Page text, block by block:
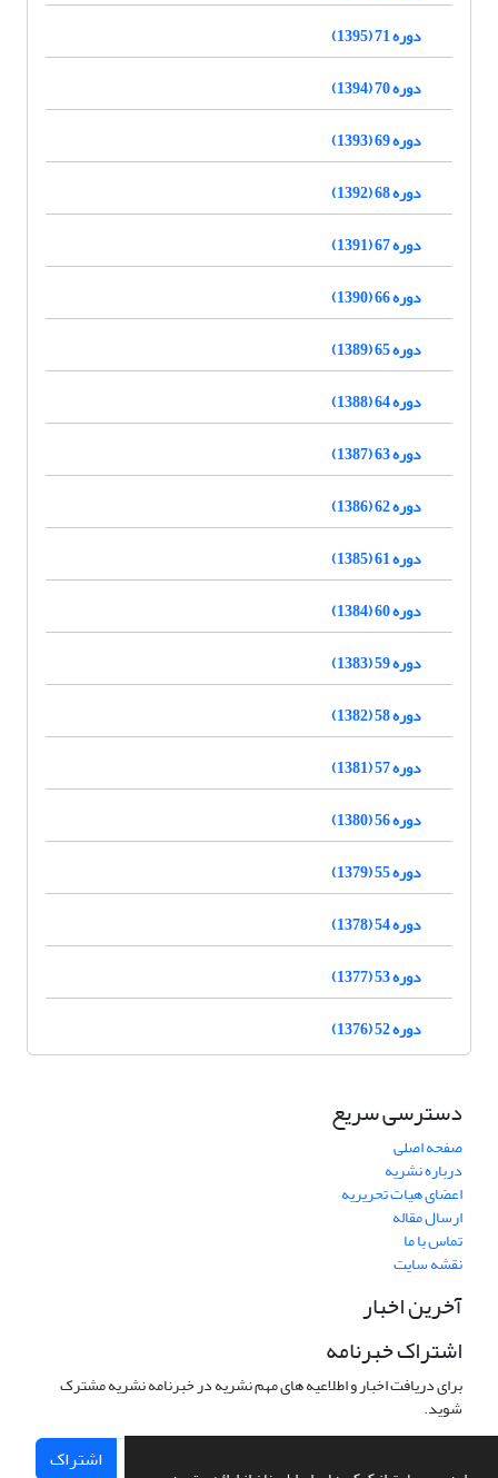
دوره 71 (1395)
دوره 70 (1394)
دوره 69 (1393)
دوره 68 (1392)
دوره 67 (1391)
دوره 66 (1390)
دوره 65 (1389)
دوره 64 (1388)
دوره 63 (1387)
دوره 62 (1386)
دوره 61 (1385)
دوره 60 (1384)
دوره 59 (1383)
دوره 58 (1382)
دوره 57 (1381)
دوره 56 (1380)
دوره 55 (1379)
دوره 54 (1378)
دوره 53 (1377)
دوره 52 (1376)
دسترسی سریع
صفحه اصلی
درباره نشریه
اعضای هیات تحریریه
ارسال مقاله
تماس با ما
نقشه سایت
آخرین اخبار
اشتراک خبرنامه
برای دریافت اخبار و اطلاعیه های مهم نشریه در خبرنامه نشریه مشترک
شوید.
اشتراک